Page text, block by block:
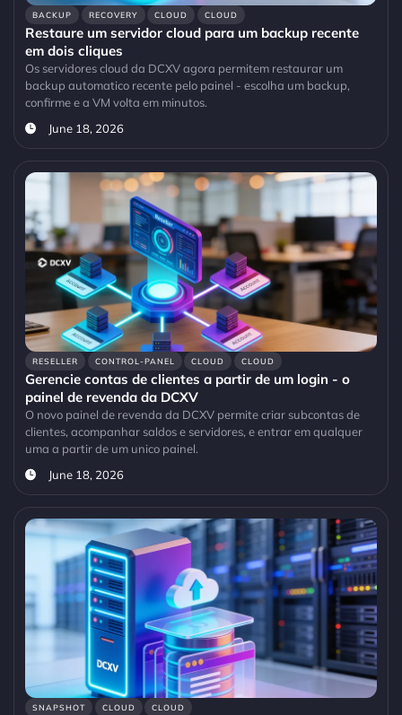
BACKUP RECOVERY CLOUD CLOUD
Restaure um servidor cloud para um backup recente
em dois cliques
Os servidores cloud da DCXV agora permitem restaurar um
backup automatico recente pelo painel - escolha um backup,
confirme e a VM volta em minutos.
June 18, 2026
RESELLER CONTROL-PANEL CLOUD CLOUD
Gerencie contas de clientes a partir de um login - o
painel de revenda da DCXV
O novo painel de revenda da DCXV permite criar subcontas de
clientes, acompanhar saldos e servidores, e entrar em qualquer
uma a partir de um unico painel.
June 18, 2026
SNAPSHOT CLOUD CLOUD